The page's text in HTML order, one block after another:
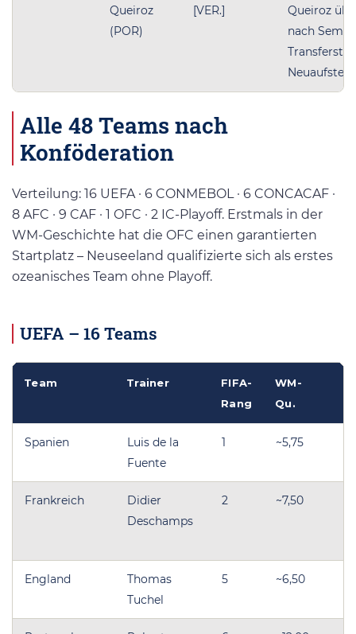
Queiroz
(POR)
[VER.]
Queiroz
nach
Alle 48 Teams nach
Konföderation
Verteilung: 16 UEFA · 6 CONMEBOL · 6 CONCACAF ·
8 AFC · 9 CAF · 1 OFC · 2 IC-Playoff. Erstmals in der
WM-Geschichte hat die OFC einen garantierten
Startplatz – Neuseeland qualifizierte sich als erstes
ozeanisches Team ohne Playoff.
UEFA – 16 Teams
Team Trainer
FIFA-
Rang
WM-
Qu.
Spanien
Luis de la
Fuente
1 ~5,75
Frankreich
Didier
Deschamps
2 ~7,50
England
Thomas
Tuchel
5 ~6,50